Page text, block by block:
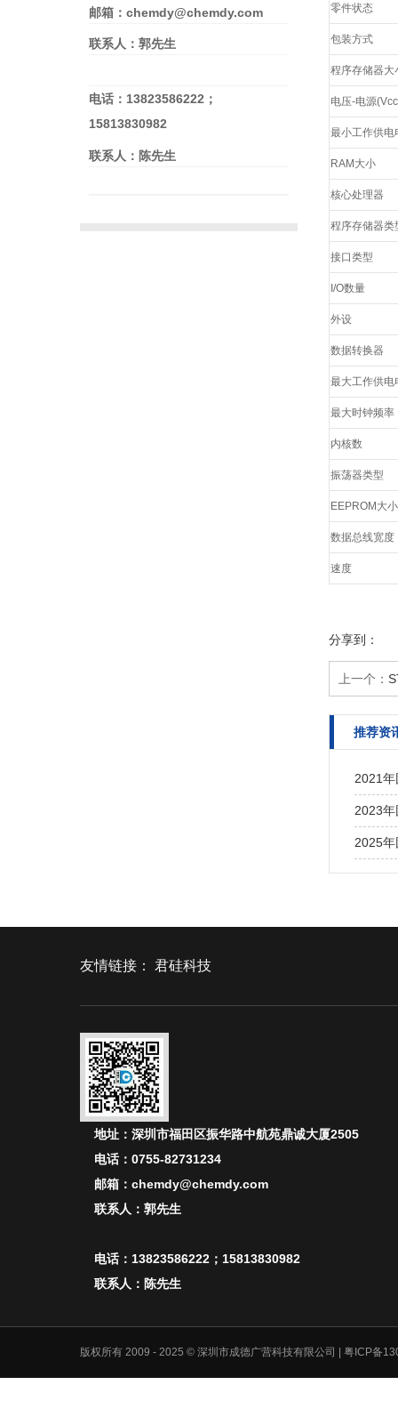
邮箱：chemdy@chemdy.com
联系人：郭先生
电话：13823586222；
15813830982
联系人：陈先生
零件状态
包装方式
程序存储器大
电压-电源
最小工作供电
RAM大小
核心处理器
程序存储器类
接口类型
I/O数量
外设
数据转换器
最大工作供电
最大时钟频率
内核数
振荡器类型
EEPROM大小
数据总线宽度
速度
分享到：
上一个：
推荐资
2021
2023
2025
友情链接： 君硅科技
地址：深圳市福田区振华路中航苑鼎诚大厦2505
电话：0755-82731234
邮箱：chemdy@chemdy.com
联系人：郭先生
电话：13823586222；15813830982
联系人：陈先生
版权所有 2009 - 2025 © 深圳市成德广营科技有限公司 | 粤ICP备